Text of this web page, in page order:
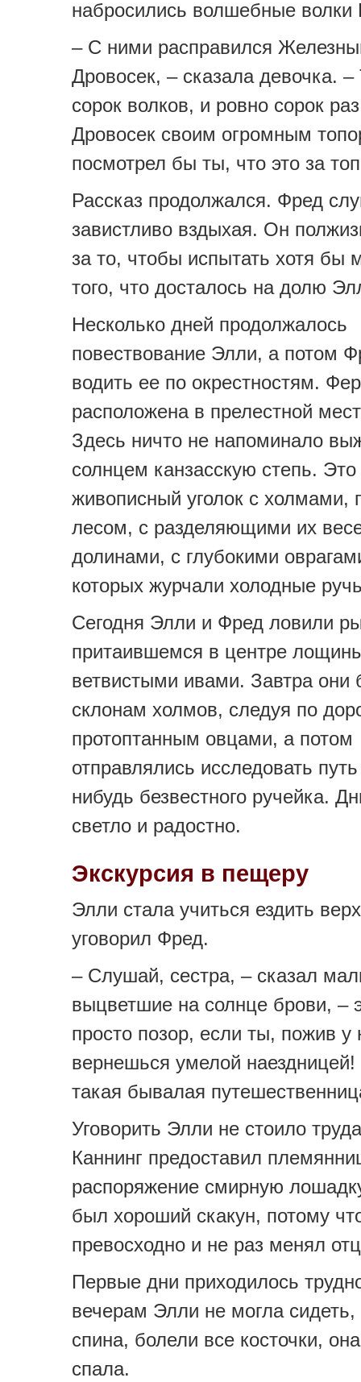
набросились волшебные
– С ними расправился
Дровосек, – сказала девочка.
сорок волков, и ровно сорок
Дровосек своим огромным
посмотрел бы ты, что это за
Рассказ продолжался. Фред
завистливо вздыхая. Он
за то, чтобы испытать хотя бы
того, что досталось на долю
Несколько дней продолжалось
повествование Элли, а потом
водить ее по окрестностям.
расположена в прелестной
Здесь ничто не напоминало
солнцем канзасскую степь.
живописный уголок с холмами,
лесом, с разделяющими их
долинами, с глубокими
которых журчали холодные
Сегодня Элли и Фред ловили
притаившемся в центре
ветвистыми ивами. Завтра они
склонам холмов, следуя по
протоптанным овцами, а потом
отправлялись исследовать путь
нибудь безвестного ручейка.
светло и радостно.
Экскурсия в пещеру
Элли стала учиться ездить
уговорил Фред.
– Слушай, сестра, – сказал
выцветшие на солнце брови, –
просто позор, если ты, пожив у
вернешься умелой
такая бывалая
Уговорить Элли не стоило
Каннинг предоставил
распоряжение смирную
был хороший скакун, потому
превосходно и не раз менял
Первые дни приходилось
вечерам Элли не могла
спина, болели все косточки,
спала.